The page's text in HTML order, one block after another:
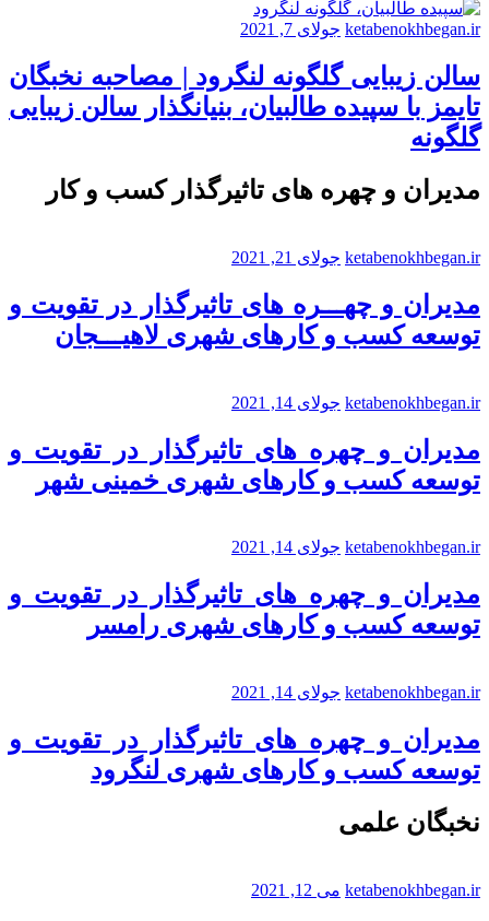
ketabenokhbegan.ir جولای 7, 2021
سالن زیبایی گلگونه لنگرود | مصاحبه نخبگان
تایمز با سپیده طالبیان، بنیانگذار سالن زیبایی
گلگونه
مدیران و چهره های تاثیرگذار کسب و کار
ketabenokhbegan.ir جولای 21, 2021
مدیران و چهـــره های تاثیرگذار در تقویت و
توسعه کسب و کارهای شهری لاهیـــجان
ketabenokhbegan.ir جولای 14, 2021
مدیران و چهره های تاثیرگذار در تقویت و
توسعه کسب و کارهای شهری خمینی شهر
ketabenokhbegan.ir جولای 14, 2021
مدیران و چهره های تاثیرگذار در تقویت و
توسعه کسب و کارهای شهری رامسر
ketabenokhbegan.ir جولای 14, 2021
مدیران و چهره های تاثیرگذار در تقویت و
توسعه کسب و کارهای شهری لنگرود
نخبگان علمی
ketabenokhbegan.ir می 12, 2021